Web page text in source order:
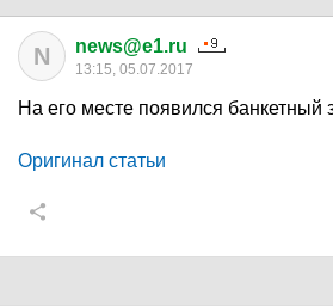
N news@e1.ru
13:15, 05.07.2017
На его месте появился банкетный
Оригинал статьи